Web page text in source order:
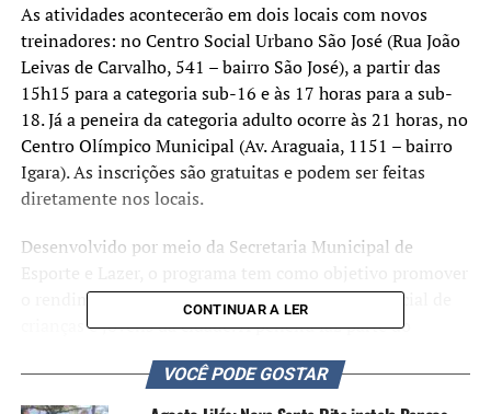
As atividades acontecerão em dois locais com novos
treinadores: no Centro Social Urbano São José (Rua João
Leivas de Carvalho, 541 – bairro São José), a partir das
15h15 para a categoria sub-16 e às 17 horas para a sub-
18. Já a peneira da categoria adulto ocorre às 21 horas, no
Centro Olímpico Municipal (Av. Araguaia, 1151 – bairro
Igara). As inscrições são gratuitas e podem ser feitas
diretamente nos locais.
Desenvolvido por meio da Secretaria Municipal de
o rendimento esportivo aliado com a inclusão social de
crianças e jovens da cidade. A peneira faz parte do
do projeto.
CONTINUAR A LER
VOCÊ PODE GOSTAR